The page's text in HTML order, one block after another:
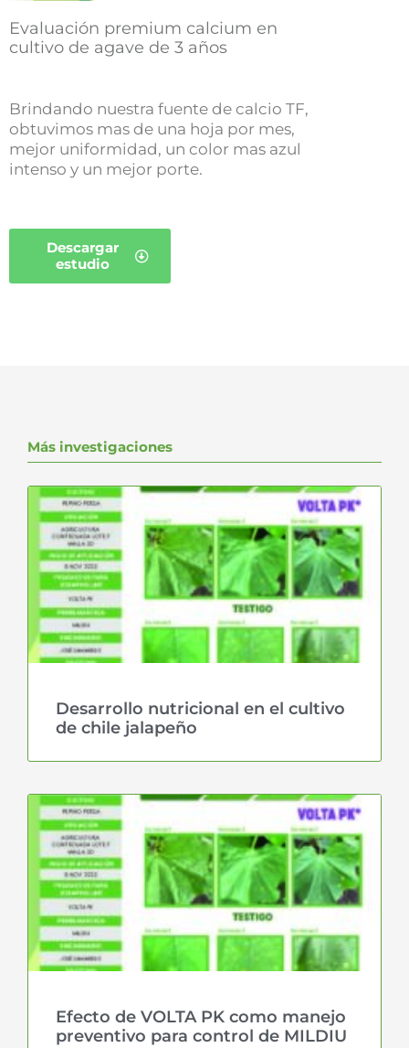
Evaluación premium calcium en
cultivo de agave de 3 años
Brindando nuestra fuente de calcio TF,
obtuvimos mas de una hoja por mes,
mejor uniformidad, un color mas azul
intenso y un mejor porte.
Descargar
estudio
Más investigaciones
Desarrollo nutricional en el cultivo
de chile jalapeño
Efecto de VOLTA PK como manejo
preventivo para control de MILDIU